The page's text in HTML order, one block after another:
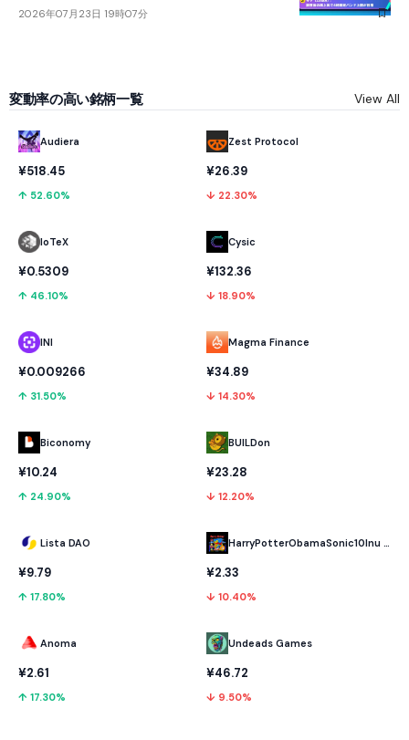
2026年07月23日 19時07分
変動率の高い銘柄一覧 View All
Audiera
¥518.45
↑ 52.60%
IoTeX
¥0.5309
↑ 46.10%
INI
¥0.009266
↑ 31.50%
Biconomy
¥10.24
↑ 24.90%
Lista DAO
¥9.79
↑ 17.80%
Anoma
¥2.61
↑ 17.30%
Zest Protocol
¥26.39
↓ 22.30%
Cysic
¥132.36
↓ 18.90%
Magma Finance
¥34.89
↓ 14.30%
BUILDon
¥23.28
↓ 12.20%
HarryPotterObamaSonic10Inu (ETH)
¥2.33
↓ 10.40%
Undeads Games
¥46.72
↓ 9.50%